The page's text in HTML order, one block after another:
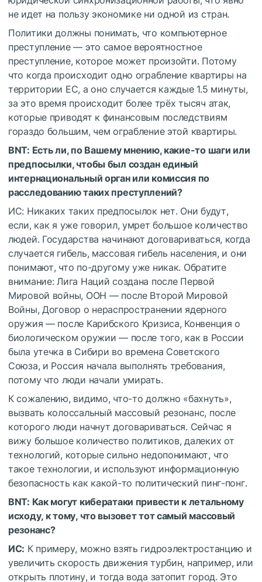
не идет на пользу экономике ни одной из стран.
Политики должны понимать, что компьютерное
преступление — это самое вероятностное
преступление, которое может произойти. Потому
что когда происходит одно ограбление квартиры на
территории ЕС, а оно случается каждые 1.5 минуты,
за это время происходит более трёх тысяч атак,
которые приводят к финансовым последствиям
гораздо большим, чем ограбление этой квартиры.
BNT: Есть ли, по Вашему мнению, какие-то шаги или
предпосылки, чтобы был создан единый
интернациональный орган или комиссия по
расследованию таких преступлений?
ИС: Никаких таких предпосылок нет. Они будут,
если, как я уже говорил, умрет большое количество
людей. Государства начинают договариваться, когда
случается гибель, массовая гибель населения, и они
понимают, что по-другому уже никак. Обратите
внимание: Лига Наций создана после Первой
Мировой войны, ООН — после Второй Мировой
Войны, Договор о нераспространении ядерного
оружия — после Карибского Кризиса, Конвенция о
биологическом оружии — после того, как в России
была утечка в Сибири во времена Советского
Союза, и Россия начала выполнять требования,
потому что люди начали умирать.
К сожалению, видимо, что-то должно «бахнуть»,
вызвать колоссальный массовый резонанс, после
которого люди начнут договариваться. Сейчас я
вижу большое количество политиков, далеких от
технологий, которые сильно недопонимают, что
такое технологии, и используют информационную
безопасность как какой-то политический пинг-понг.
BNT: Как могут кибератаки привести к летальному
исходу, к тому, что вызовет тот самый массовый
резонанс?
ИС: К примеру, можно взять гидроэлектростанцию и
увеличить скорость движения турбин, например, или
открыть плотину, и тогда вода затопит город. Это